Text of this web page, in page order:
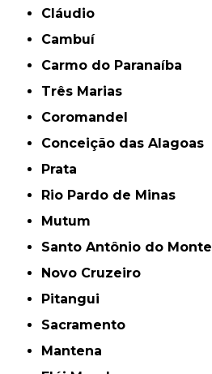
Cláudio
Cambuí
Carmo do Paranaíba
Três Marias
Coromandel
Conceição das Alagoas
Prata
Rio Pardo de Minas
Mutum
Santo Antônio do Monte
Novo Cruzeiro
Pitangui
Sacramento
Mantena